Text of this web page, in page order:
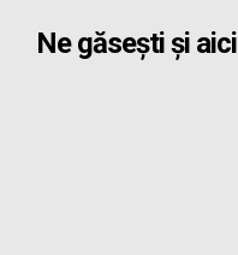
Ne găsești și aici